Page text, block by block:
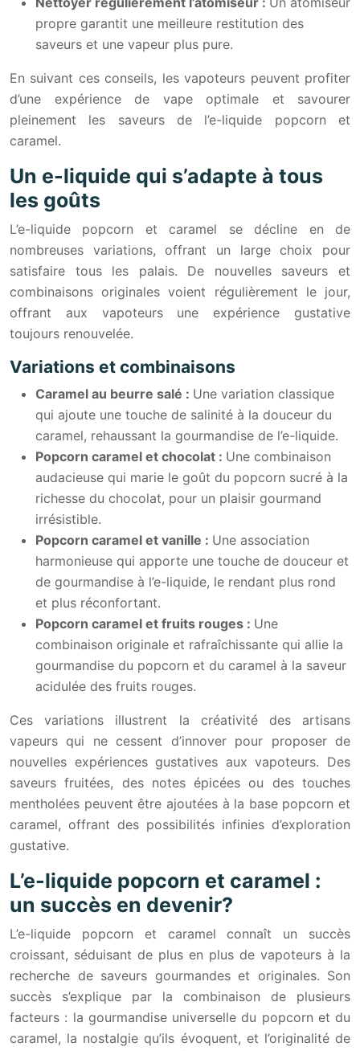
propre garantit une meilleure restitution des
saveurs et une vapeur plus pure.
En suivant ces conseils, les vapoteurs peuvent profiter
d’une expérience de vape optimale et savourer
pleinement les saveurs de l’e-liquide popcorn et
caramel.
Un e-liquide qui s’adapte à tous
les goûts
L’e-liquide popcorn et caramel se décline en de
nombreuses variations, offrant un large choix pour
satisfaire tous les palais. De nouvelles saveurs et
combinaisons originales voient régulièrement le jour,
offrant aux vapoteurs une expérience gustative
toujours renouvelée.
Variations et combinaisons
Caramel au beurre salé : Une variation classique
qui ajoute une touche de salinité à la douceur du
caramel, rehaussant la gourmandise de l’e-liquide.
Popcorn caramel et chocolat : Une combinaison
audacieuse qui marie le goût du popcorn sucré à la
richesse du chocolat, pour un plaisir gourmand
irrésistible.
Popcorn caramel et vanille : Une association
harmonieuse qui apporte une touche de douceur et
de gourmandise à l’e-liquide, le rendant plus rond
et plus réconfortant.
Popcorn caramel et fruits rouges : Une
combinaison originale et rafraîchissante qui allie la
gourmandise du popcorn et du caramel à la saveur
acidulée des fruits rouges.
Ces variations illustrent la créativité des artisans
vapeurs qui ne cessent d’innover pour proposer de
nouvelles expériences gustatives aux vapoteurs. Des
saveurs fruitées, des notes épicées ou des touches
mentholées peuvent être ajoutées à la base popcorn et
caramel, offrant des possibilités infinies d’exploration
gustative.
L’e-liquide popcorn et caramel :
un succès en devenir?
L’e-liquide popcorn et caramel connaît un succès
croissant, séduisant de plus en plus de vapoteurs à la
recherche de saveurs gourmandes et originales. Son
succès s’explique par la combinaison de plusieurs
facteurs : la gourmandise universelle du popcorn et du
caramel, la nostalgie qu’ils évoquent, et l’originalité de